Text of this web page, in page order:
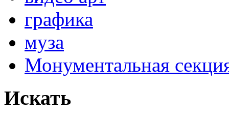
графика
муза
Монументальная
Искать